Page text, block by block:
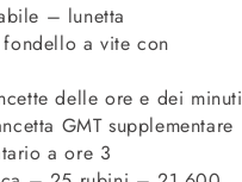
– lunetta
a vite con
delle ore e dei minuti
GMT supplementare
a ore 3